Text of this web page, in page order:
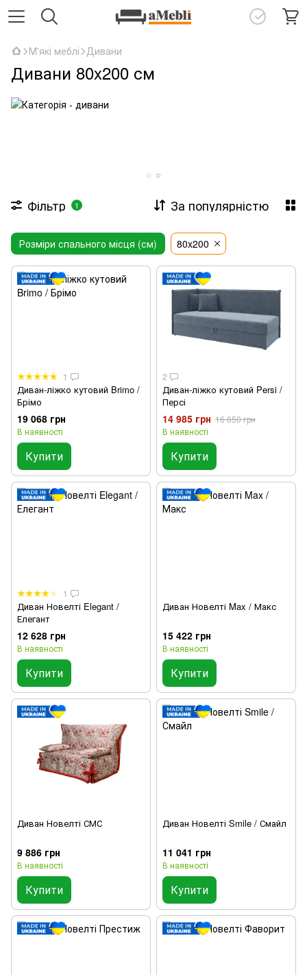
М'які меблі Дивани
Дивани 80x200 см
Фільтр 1 За популярністю
Розміри спального місця (см) 80x200
1
Диван-ліжко кутовий Brimo /
Брімо
19 068 грн
В наявності
Купити
2
Диван-ліжко кутовий Persi /
Персі
14 985 грн 16 650 грн
В наявності
Купити
1
Диван Новелті Elegant /
Елегант
12 628 грн
В наявності
Купити
Диван Новелті Max / Макс
15 422 грн
В наявності
Купити
Диван Новелті СМС
9 886 грн
В наявності
Купити
Диван Новелті Smile / Смайл
11 041 грн
В наявності
Купити